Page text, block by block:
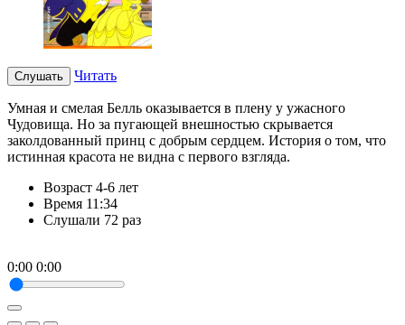
Слушать Читать
Умная и смелая Белль оказывается в плену у ужасного
Чудовища. Но за пугающей внешностью скрывается
заколдованный принц с добрым сердцем. История о том, что
истинная красота не видна с первого взгляда.
Возраст 4-6 лет
Время 11:34
Слушали 72 раз
0:00 0:00